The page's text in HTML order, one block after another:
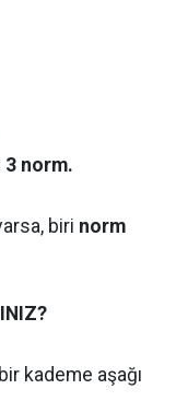
3 norm.
biri norm
kademe aşağı